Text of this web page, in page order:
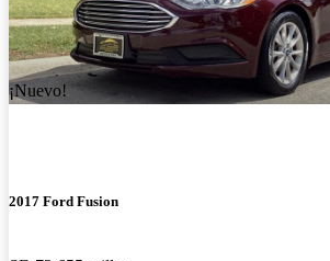
¡Nuevo!
2017 Ford Fusion